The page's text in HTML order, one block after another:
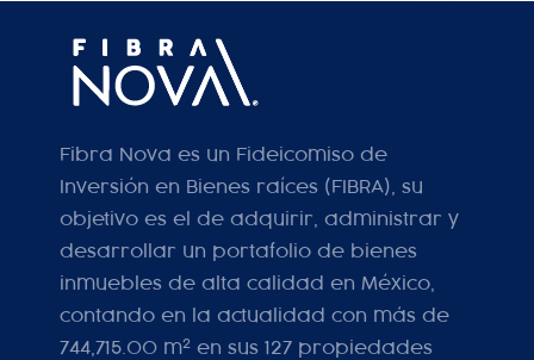
Fibra Nova es un Fideicomiso de
Inversión en Bienes raíces (FIBRA), su
objetivo es el de adquirir, administrar y
desarrollar un portafolio de bienes
inmuebles de alta calidad en México,
contando en la actualidad con más de
744,715.00 m2 en sus 127 propiedades